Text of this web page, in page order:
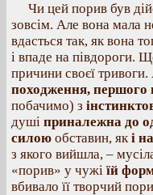
Чи цей порив був
зовсім. Але вона мала
вдасться так, як вона
і впаде на півдороги.
причини своєї
походження, першого
побачимо) з
душі приналежна до
силою обставин, які
з якого вийшла, –
«порив» у чужі їй
вбивало її творчий